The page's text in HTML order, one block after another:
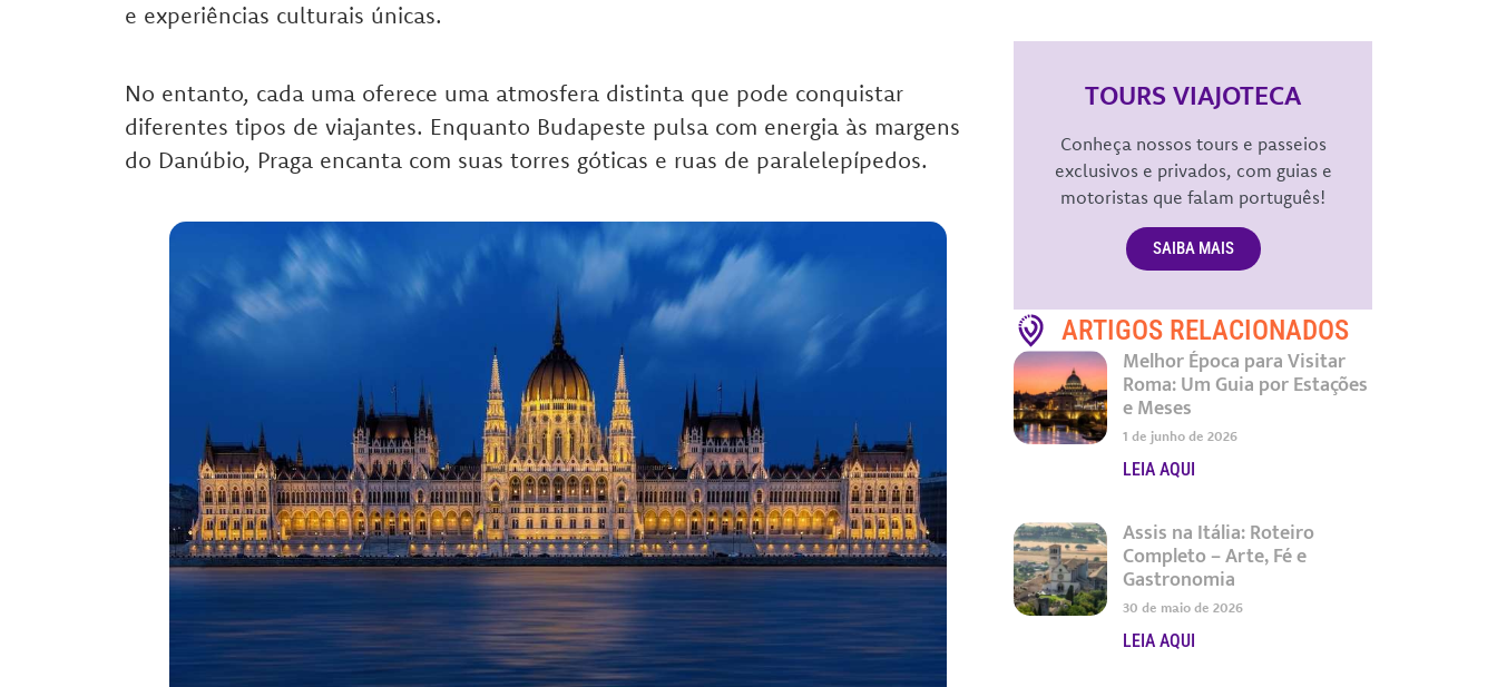
e experiências culturais únicas.
No entanto, cada uma oferece uma atmosfera distinta que pode conquistar
diferentes tipos de viajantes. Enquanto Budapeste pulsa com energia às margens
do Danúbio, Praga encanta com suas torres góticas e ruas de paralelepípedos.
TOURS VIAJOTECA
Conheça nossos tours e passeios
exclusivos e privados, com guias e
motoristas que falam português!
SAIBA MAIS
ARTIGOS RELACIONADOS
Melhor Época para Visitar
Roma: Um Guia por Estações
e Meses
1 de junho de 2026
LEIA AQUI
Assis na Itália: Roteiro
Completo – Arte, Fé e
Gastronomia
30 de maio de 2026
LEIA AQUI